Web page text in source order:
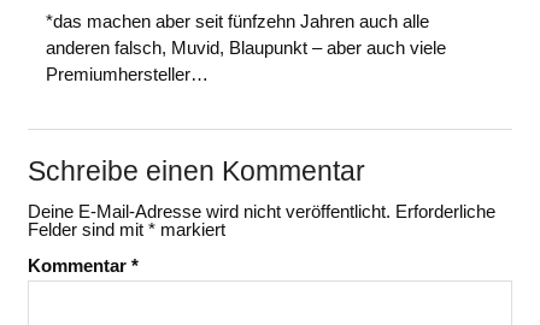
*das machen aber seit fünfzehn Jahren auch alle
anderen falsch, Muvid, Blaupunkt – aber auch viele
Premiumhersteller…
Schreibe einen Kommentar
Deine E-Mail-Adresse wird nicht veröffentlicht. Erforderliche
Felder sind mit *markiert
Kommentar *